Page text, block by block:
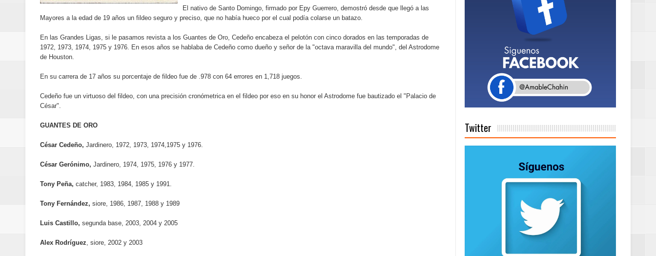
Doctor Leonardo Aguilera afirma que Banreservas seguirá impulsando la seguridad alimentaria tras salida de RD
del mapa del hambre
la batuta del maestro José Antonio Molina
Banreservas otorga financiamientos superiores a RD$117 millones en proyecto Nuevas Esperanzas
El nativo de Santo Domingo, firmado por Epy Guerrero, demostró desde que llegó a las
Mayores a la edad de 19 años un fildeo seguro y preciso, que no había hueco por el cual podía colarse un batazo.
En las Grandes Ligas, si le pasamos revista a los Guantes de Oro, Cedeño encabeza el pelotón con cinco dorados en las temporadas de
1972, 1973, 1974, 1975 y 1976. En esos años se hablaba de Cedeño como dueño y señor de la "octava maravilla del mundo", del Astrodome
de Houston.
En su carrera de 17 años su porcentaje de fildeo fue de .978 con 64 errores en 1,718 juegos.
Cedeño fue un virtuoso del fildeo, con una precisión cronómetrica en el fildeo por eso en su honor el Astrodome fue bautizado el "Palacio de
César".
GUANTES DE ORO
César Cedeño, Jardinero, 1972, 1973, 1974,1975 y 1976.
César Gerónimo, Jardinero, 1974, 1975, 1976 y 1977.
Tony Peña, catcher, 1983, 1984, 1985 y 1991.
Tony Fernández, siore, 1986, 1987, 1988 y 1989
Luis Castillo, segunda base, 2003, 2004 y 2005
Alex Rodríguez, siore, 2002 y 2003
Twitter